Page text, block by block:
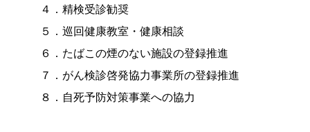
４．精検受診勧奨
５．巡回健康教室・健康相談
６．たばこの煙のない施設の登録推進
７．がん検診啓発協力事業所の登録推進
８．自死予防対策事業への協力